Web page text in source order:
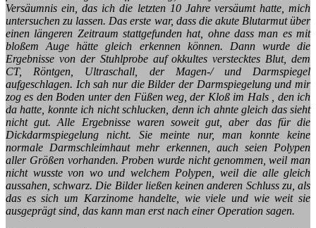
Versäumnis ein, das ich die letzten 10 Jahre versäumt hatte, mich
untersuchen zu lassen. Das erste war, dass die akute Blutarmut über
einen längeren Zeitraum stattgefunden hat, ohne dass man es mit
bloßem Auge hätte gleich erkennen können. Dann wurde die
Ergebnisse von der Stuhlprobe auf okkultes verstecktes Blut, dem
CT, Röntgen, Ultraschall, der Magen-/ und Darmspiegel
aufgeschlagen. Ich sah nur die Bilder der Darmspiegelung und mir
zog es den Boden unter den Füßen weg, der Kloß im Hals , den ich
da hatte, konnte ich nicht schlucken, denn ich ahnte gleich das sieht
nicht gut. Alle Ergebnisse waren soweit gut, aber das für die
Dickdarmspiegelung nicht. Sie meinte nur, man konnte keine
normale Darmschleimhaut mehr erkennen, auch seien Polypen
aller Größen vorhanden. Proben wurde nicht genommen, weil man
nicht wusste von wo und welchem Polypen, weil die alle gleich
aussahen, schwarz. Die Bilder ließen keinen anderen Schluss zu, als
das es sich um Karzinome handelte, wie viele und wie weit sie
ausgeprägt sind, das kann man erst nach einer Operation sagen.